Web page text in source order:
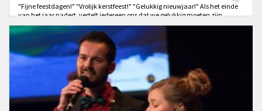
"Fijne feestdagen!" "Vrolijk kerstfeest!" "Gelukkig nieuwjaar!" Als het einde
van het jaar nadert, vertelt iedereen ons dat we gelukkig moeten zijn.